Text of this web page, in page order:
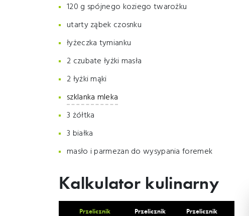
120 g spójnego koziego twarożku
utarty ząbek czosnku
łyżeczka tymianku
2 czubate łyżki masła
2 łyżki mąki
szklanka mleka
3 żółtka
3 białka
masło i parmezan do wysypania foremek
Kalkulator kulinarny
Przelicznik
Przelicznik
Przelicznik